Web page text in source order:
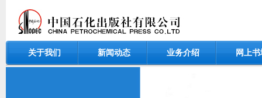
关于我们 新闻动态 业务介绍 网上